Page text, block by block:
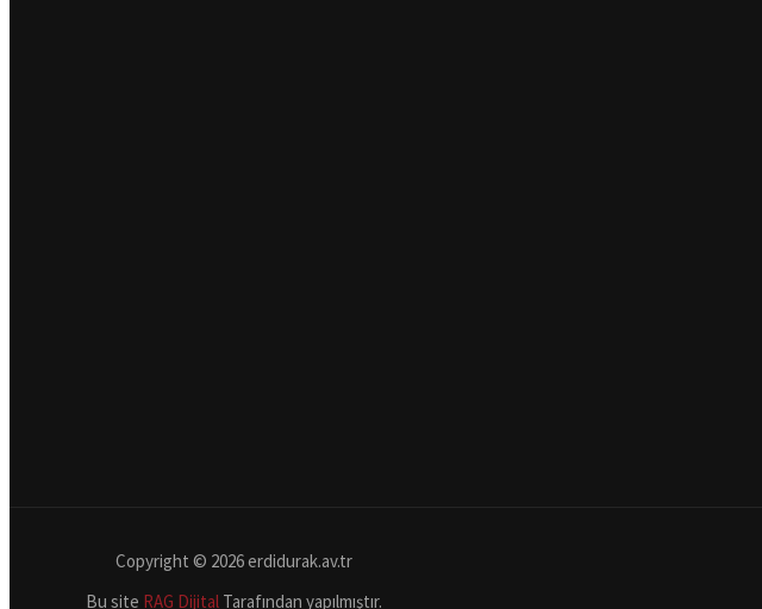
Copyright © 2026 erdidurak.av.tr
Bu site RAG Dijital Tarafından yapılmıştır.